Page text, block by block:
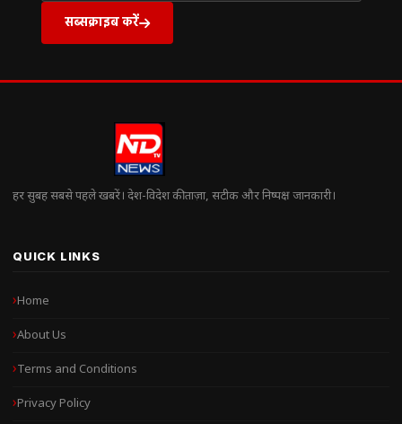
सब्सक्राइब करें
हर सुबह सबसे पहले खबरें। देश-विदेश की ताज़ा, सटीक और निष्पक्ष जानकारी।
QUICK LINKS
Home
About Us
Terms and Conditions
Privacy Policy